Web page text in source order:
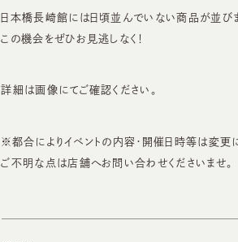
日本橋長崎館には日頃並んでいない商品が並びま
この機会をぜひお見逃しなく！
詳細は画像にてご確認ください。
※都合によりイベントの内容・開催日時等は変更
ご不明な点は店舗へお問い合わせくださいませ。